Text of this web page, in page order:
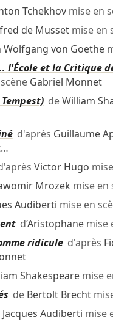
Tchekhovmise en
de Mussetmise en
Wolfgang von Goethe
l'École et la Critique
Gabriel Monnet
deWilliam
d'après Guillaume
…
Victor Hugo
Mrozek mise en
Audiberti mise en
d’Aristophanemise
ridiculed'après
Shakespearemise
de Bertolt Brecht
Jacques Audiberti mise